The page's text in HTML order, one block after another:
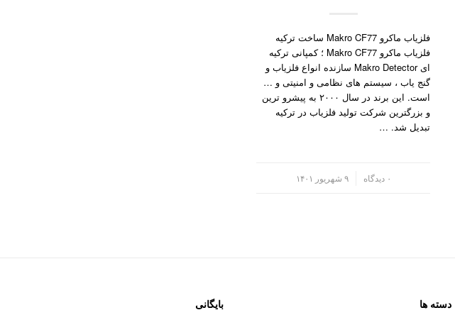
فلزیاب ماکرو Makro CF77 ساخت ترکیه
فلزیاب ماکرو Makro CF77 ؛ کمپانی ترکیه
ای Makro Detector سازنده انواع فلزیاب و
گنج یاب ، سیستم های نظامی و امنیتی و …
است. این برند در سال ۲۰۰۰ به پیشرو ترین
و بزرگترین شرکت تولید فلزیاب در ترکیه
تبدیل شد. …
۰ دیدگاه ۹ شهریور ۱۴۰۱
دسته ها بایگانی